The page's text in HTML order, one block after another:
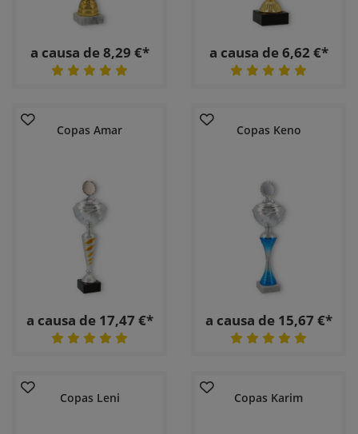
a causa de 8,29 €* a causa de 6,62 €*
Copas Amar
a causa de 17,47 €*
Copas Keno
a causa de 15,67 €*
Copas Leni Copas Karim